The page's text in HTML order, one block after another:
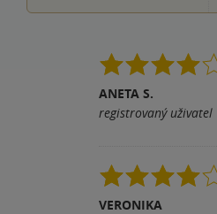
ANETA S.
registrovaný uživatel
VERONIKA